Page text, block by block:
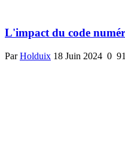
L'impact du code
ParHolduix 18 Juin 2024 0